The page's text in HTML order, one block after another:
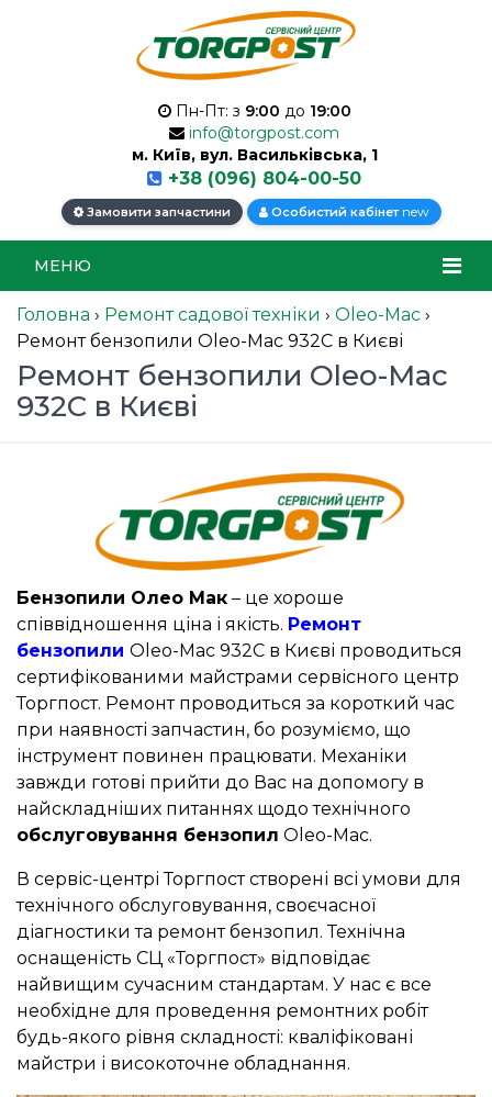
Пн-Пт: з 9:00 до 19:00
info@torgpost.com
м. Київ, вул. Васильківська, 1
+38 (096) 804-00-50
Замовити запчастини Особистий кабінет new
МЕНЮ
Головна › Ремонт садової техніки › Oleo-Mac ›
Ремонт бензопили Oleo-Mac 932C в Києві
Ремонт бензопили Oleo-Mac
932C в Києві
Бензопили Олео Мак – це хороше
співвідношення ціна і якість. Ремонт
бензопили Oleo-Mac 932C в Києві проводиться
сертифікованими майстрами сервісного центр
Торгпост. Ремонт проводиться за короткий час
при наявності запчастин, бо розуміємо, що
інструмент повинен працювати. Механіки
завжди готові прийти до Вас на допомогу в
найскладніших питаннях щодо технічного
обслуговування бензопил Oleo-Mac.
В сервіс-центрі Торгпост створені всі умови для
технічного обслуговування, своєчасної
діагностики та ремонт бензопил. Технічна
оснащеність СЦ «Торгпост» відповідає
найвищим сучасним стандартам. У нас є все
необхідне для проведення ремонтних робіт
будь-якого рівня складності: кваліфіковані
майстри і високоточне обладнання.